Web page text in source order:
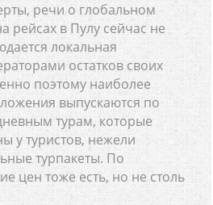
речи о глобальном
рейсах в Пулу сейчас не
локальная
остатков своих
поэтому наиболее
выпускаются по
турам, которые
у туристов, нежели
турпакеты. По
цен тоже есть, но не столь